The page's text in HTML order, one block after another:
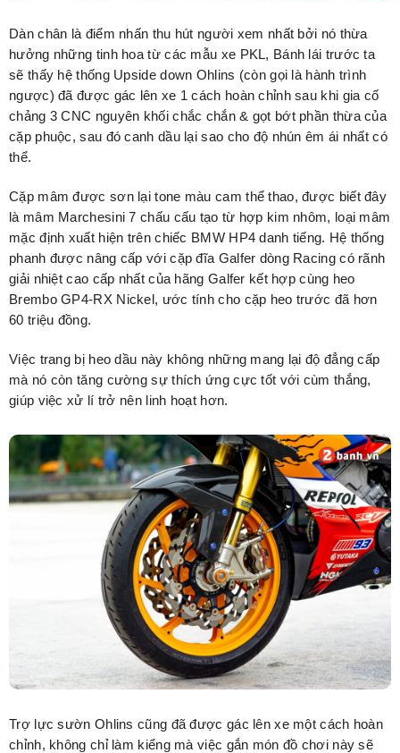
Dàn chân là điểm nhấn thu hút người xem nhất bởi nó thừa
hưởng những tinh hoa từ các mẫu xe PKL, Bánh lái trước ta
sẽ thấy hệ thống Upside down Ohlins (còn gọi là hành trình
ngược) đã được gác lên xe 1 cách hoàn chỉnh sau khi gia cố
chảng 3 CNC nguyên khối chắc chắn & gọt bớt phần thừa của
cặp phuộc, sau đó canh dầu lại sao cho độ nhún êm ái nhất có
thể.
Cặp mâm được sơn lại tone màu cam thể thao, được biết đây
là mâm Marchesini 7 chấu cấu tạo từ hợp kim nhôm, loại mâm
mặc định xuất hiện trên chiếc BMW HP4 danh tiếng. Hệ thống
phanh được nâng cấp với cặp đĩa Galfer dòng Racing có rãnh
giải nhiệt cao cấp nhất của hãng Galfer kết hợp cùng heo
Brembo GP4-RX Nickel, ước tính cho cặp heo trước đã hơn
60 triệu đồng.
Việc trang bị heo dầu này không những mang lại độ đẳng cấp
mà nó còn tăng cường sự thích ứng cực tốt với cùm thắng,
giúp việc xử lí trở nên linh hoạt hơn.
Trợ lực sườn Ohlins cũng đã được gác lên xe một cách hoàn
chỉnh, không chỉ làm kiểng mà việc gắn món đồ chơi này sẽ